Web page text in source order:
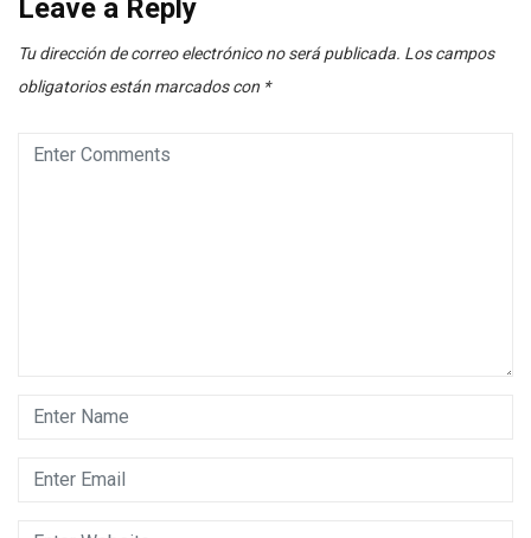
Leave a Reply
Tu dirección de correo electrónico no será publicada. Los campos
obligatorios están marcados con *